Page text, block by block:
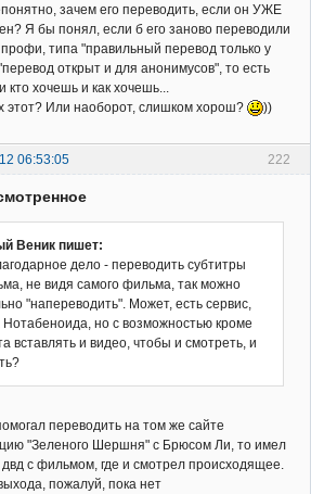
зачем его переводить, если он УЖЕ
Я бы понял, если б его заново переводили
профи, типа "правильный перевод только у
открыт и для анонимусов", то есть
кто хочешь и как хочешь...
этот? Или наоборот, слишком хорош?
))
222
06:53:05
Веник пишет:
дело - переводить субтитры
не видя самого фильма, так можно
"напереводить". Может, есть сервис,
Нотабеноида, но с возможностью кроме
вставлять и видео, чтобы и смотреть, и
переводить на том же сайте
"Зеленого Шершня" с Брюсом Ли, то имел
двд с фильмом, где и смотрел происходящее.
пожалуй, пока нет